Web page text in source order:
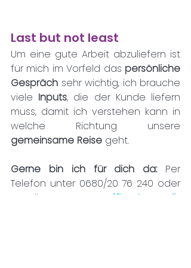
Last but not least
Um eine gute Arbeit abzuliefern ist
für mich im Vorfeld das persönliche
Gespräch sehr wichtig, ich brauche
viele Inputs, die der Kunde liefern
muss, damit ich verstehen kann in
gemeinsame Reise geht.
Gerne bin ich für dich da: Per
Telefon unter 0680/20 76 240 oder
E-Mail
office@speedi-